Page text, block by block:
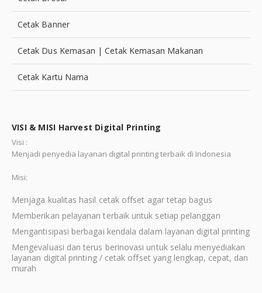
Cetak Banner
Cetak Dus Kemasan | Cetak Kemasan Makanan
Cetak Kartu Nama
VISI & MISI Harvest Digital Printing
Visi :
Menjadi penyedia layanan digital printing terbaik di Indonesia
Misi:
Menjaga kualitas hasil cetak offset agar tetap bagus
Memberikan pelayanan terbaik untuk setiap pelanggan
Mengantisipasi berbagai kendala dalam layanan digital printing
Mengevaluasi dan terus berinovasi untuk selalu menyediakan
layanan digital printing / cetak offset yang lengkap, cepat, dan
murah